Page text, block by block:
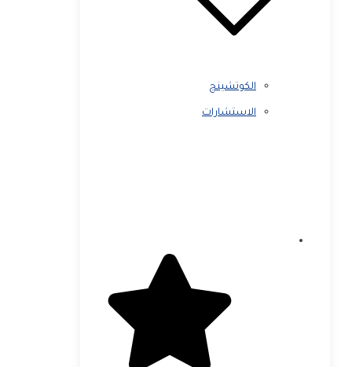
الكوتشينج
الاستشارات